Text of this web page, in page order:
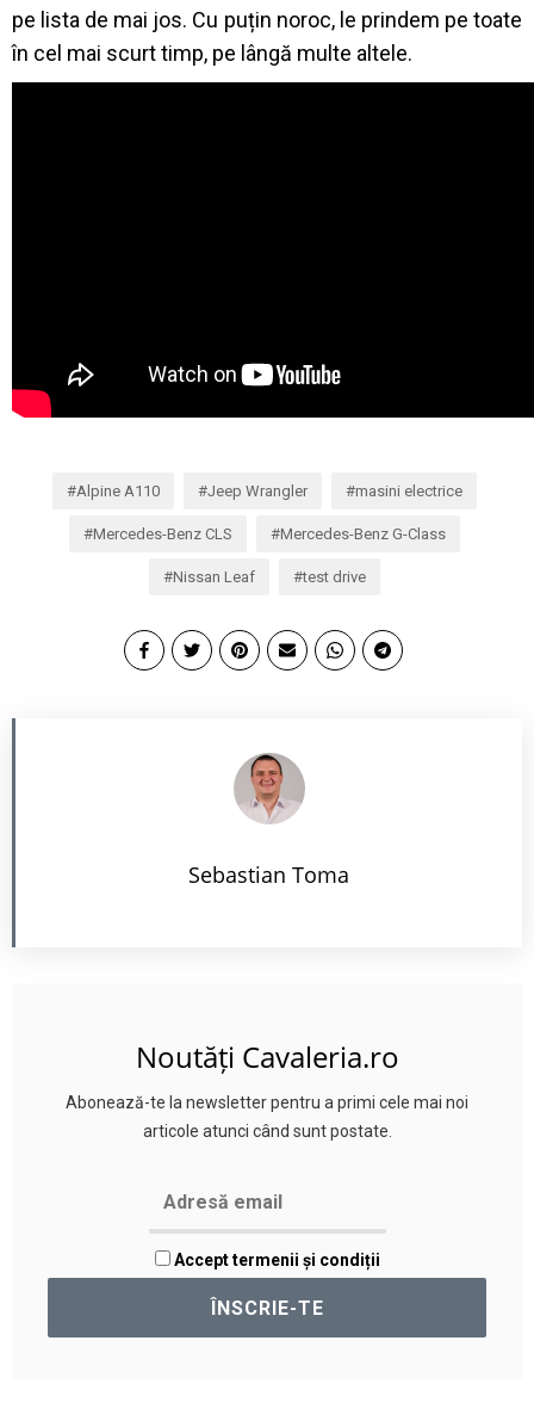
pe lista de mai jos. Cu puțin noroc, le prindem pe toate
în cel mai scurt timp, pe lângă multe altele.
Alpine A110 Jeep Wrangler masini electrice
Mercedes-Benz CLS Mercedes-Benz G-Class
Nissan Leaf test drive
Sebastian Toma
Noutăți Cavaleria.ro
Abonează-te la newsletter pentru a primi cele mai noi
articole atunci când sunt postate.
Accept termenii și condiții